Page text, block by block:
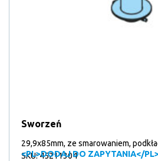
Sworzeń
29,9x85mm, ze smarowaniem,
<PL>DODAJ DO ZAPYTANIA</
SKU: 45211304